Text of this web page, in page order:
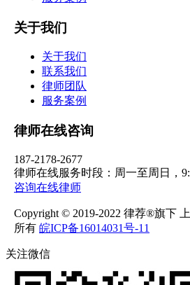
关于我们
关于我们
联系我们
律师团队
服务案例
律师在线咨询
187-2178-2677
律师在线服务时段：周一至周日，
咨询在线律师
Copyright © 2019-2022 律荐®旗下
所有 皖ICP备16014031号-11
关注微信